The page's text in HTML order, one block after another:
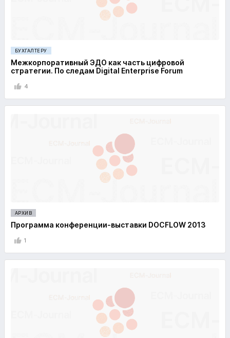
БУХГАЛТЕРУ
Межкорпоративный ЭДО как часть цифровой
стратегии. По следам Digital Enterprise Forum
4
АРХИВ
Программа конференции-выставки DOCFLOW 2013
1